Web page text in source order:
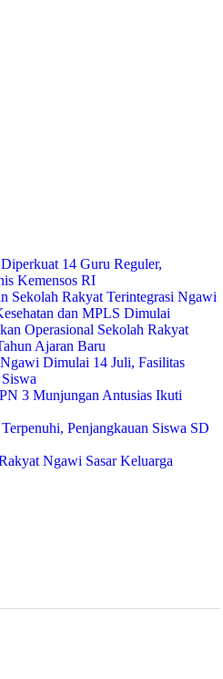
14 Guru Reguler,
Kemensos RI
Sekolah Rakyat Terintegrasi Ngawi
dan MPLS Dimulai
Operasional Sekolah Rakyat
Ajaran Baru
Dimulai 14 Juli, Fasilitas
3 Munjungan Antusias Ikuti
Penjangkauan Siswa SD
Ngawi Sasar Keluarga